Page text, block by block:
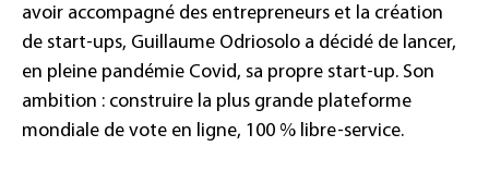
avoir accompagné des entrepreneurs et la création
de start-ups, Guillaume Odriosolo a décidé de lancer,
en pleine pandémie Covid, sa propre start-up. Son
ambition : construire la plus grande plateforme
mondiale de vote en ligne, 100 % libre-service.